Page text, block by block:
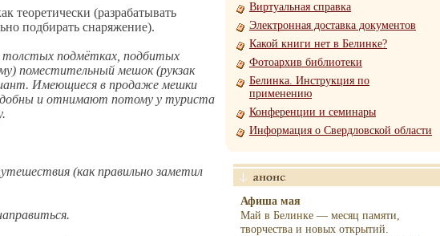
теоретически (разрабатывать
подбирать снаряжение).
толстых подмётках, подбитых
поместительный мешок (рукзак
Имеющиеся в продаже мешки
и отнимают потому у туриста
(как правильно заметил
Виртуальная справка
Электронная доставка документов
Какой книги нет в Белинке?
Фотоархив библиотеки
Белинка. Инструкция по
применению
Конференции и семинары
Информация о Свердловской области
Афиша мая
Май в Белинке — месяц памяти,
творчества и новых открытий.